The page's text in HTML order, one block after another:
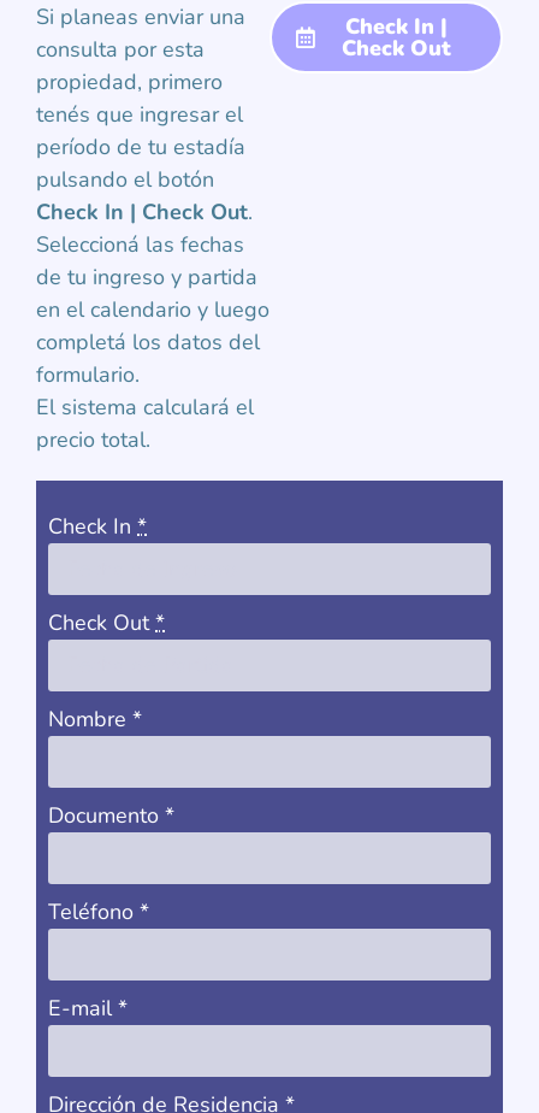
Si planeas enviar una
consulta por esta
propiedad, primero
tenés que ingresar el
período de tu estadía
pulsando el botón
Check In | Check Out.
Seleccioná las fechas
de tu ingreso y partida
en el calendario y luego
completá los datos del
formulario.
El sistema calculará el
precio total.
Check In |
Check Out
Check In *
Check Out *
Nombre *
Documento *
Teléfono *
E-mail*
Dirección de Residencia *